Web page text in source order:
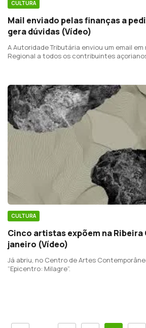
CULTURA
Mail enviado pelas finanças a
gera dúvidas (Vídeo)
A Autoridade Tributária enviou um email em
Regional a todos os contribuintes
CULTURA
Cinco artistas expõem na Ribeira
janeiro (Vídeo)
Já abriu, no Centro de Artes
“Epicentro: Milagre”.